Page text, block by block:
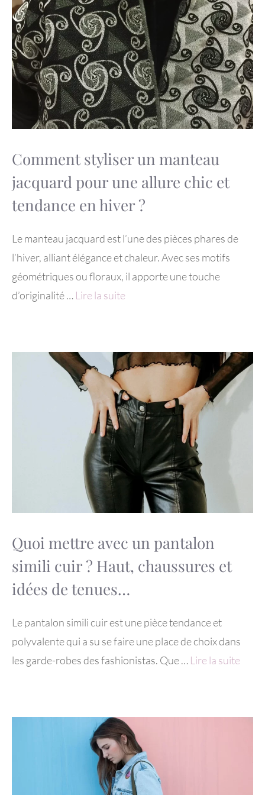
Comment styliser un manteau
jacquard pour une allure chic et
tendance en hiver ?
Le manteau jacquard est l’une des pièces phares de
l’hiver, alliant élégance et chaleur. Avec ses motifs
géométriques ou floraux, il apporte une touche
d’originalité … Lire la suite
Quoi mettre avec un pantalon
simili cuir ? Haut, chaussures et
idées de tenues…
Le pantalon simili cuir est une pièce tendance et
polyvalente qui a su se faire une place de choix dans
les garde-robes des fashionistas. Que … Lire la suite